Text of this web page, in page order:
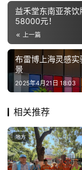
财
经
教
育
题
汽
车
·
登录
益禾堂东南亚茶
58000元！
上一篇
布雷博上海灵感实
景
2025年4月21日 18:03
相关推荐
地方